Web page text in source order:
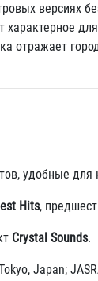
версиях
характерное
отражает
удобные для
Hits,
Crystal Sounds.
Japan;